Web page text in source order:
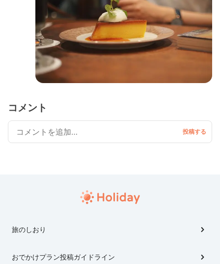
コメント
旅のしおり
おでかけプラン投稿ガイドライン